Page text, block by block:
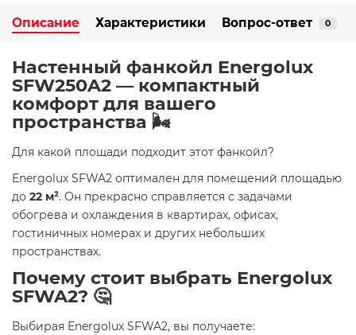
Описание Характеристики Вопрос-ответ 0
Настенный фанкойл Energolux
SFW250A2 — компактный
комфорт для вашего
пространства 🌬️
Для какой площади подходит этот фанкойл?
Energolux SFWA2 оптимален для помещений площадью
до 22 м². Он прекрасно справляется с задачами
обогрева и охлаждения в квартирах, офисах,
гостиничных номерах и других небольших
пространствах.
Почему стоит выбрать Energolux
SFWA2? 🤔
Выбирая Energolux SFWA2, вы получаете: